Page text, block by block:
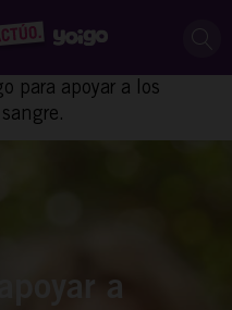
para apoyar a los
a